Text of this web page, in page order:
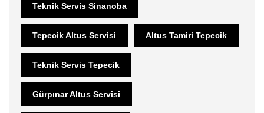
Teknik Servis Sinanoba
Tepecik Altus Servisi Altus Tamiri Tepecik
Teknik Servis Tepecik
Gürpınar Altus Servisi